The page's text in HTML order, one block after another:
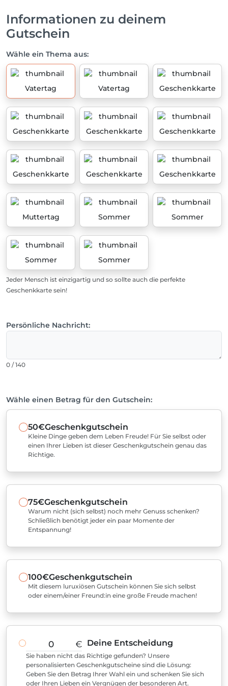
Informationen zu deinem
Gutschein
Wähle ein Thema aus:
Vatertag Vatertag Geschenkkarte
Geschenkkarte Geschenkkarte Geschenkkarte
Geschenkkarte Geschenkkarte Geschenkkarte
Muttertag Sommer Sommer
Sommer Sommer
Jeder Mensch ist einzigartig und so sollte auch die perfekte
Geschenkkarte sein!
Persönliche Nachricht:
0 / 140
Wähle einen Betrag für den Gutschein:
50€Geschenkgutschein
Kleine Dinge geben dem Leben Freude! Für Sie selbst oder
einen Ihrer Lieben ist dieser Geschenkgutschein genau das
Richtige.
75€Geschenkgutschein
Warum nicht (sich selbst) noch mehr Genuss schenken?
Schließlich benötigt jeder ein paar Momente der
Entspannung!
100€Geschenkgutschein
Mit diesem luruxiösen Gutschein können Sie sich selbst
oder einem/einer Freund:in eine große Freude machen!
€ Deine Entscheidung
Sie haben nicht das Richtige gefunden? Unsere
personalisierten Geschenkgutscheine sind die Lösung:
Geben Sie den Betrag Ihrer Wahl ein und schenken Sie sich
oder Ihren Lieben ein Vergnügen der besonderen Art.